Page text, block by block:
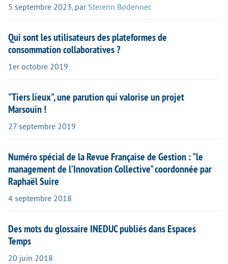
5 septembre 2023, par Sterenn Bodennec
Qui sont les utilisateurs des plateformes de
consommation collaboratives ?
1er octobre 2019
"Tiers lieux", une parution qui valorise un projet
Marsouin !
27 septembre 2019
Numéro spécial de la Revue Française de Gestion : "le
management de l’Innovation Collective" coordonnée par
Raphaël Suire
4 septembre 2018
Des mots du glossaire INEDUC publiés dans Espaces
Temps
20 juin 2018